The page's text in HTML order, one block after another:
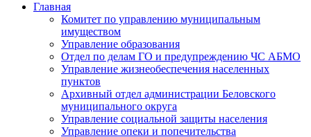
Главная
Комитет по управлению муниципальным
имуществом
Управление образования
Отдел по делам ГО и предупреждению ЧС АБМО
Управление жизнеобеспечения населенных
пунктов
Архивный отдел администрации Беловского
муниципального округа
Управление социальной защиты населения
Управление опеки и попечительства